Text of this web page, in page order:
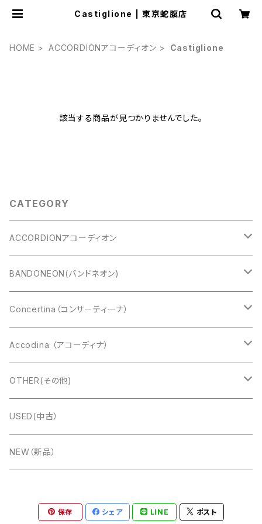
Castiglione | 東京蛇腹店
HOME ACCORDIONアコーディオン Castiglione
該当する商品が見つかりませんでした。
CATEGORY
ACCORDIONアコーディオン
CAVAGNOLO(キャバニョロ)
Cooperfisa(コーペルフィサ)
Exelsior(エキセルシァー)
Bugari(ブガリ)
Titano(タイタノ)
Accormate(アコメッテ)
BANDONEON(バンドネオン)
CROMATIC(クロマチック)
DIATONIC（ダイアトニック）
Alfred Arnold（AA:ドブレアー）
Ernst Luis Arnold(ELA:エラ)
PREMIER(プレミア）
Concertina（コンサーティーナ）
アングロコンサーティーナ
イングリッシュコンサーティーナ
Charles Wheatstone
Accodina （アコーディナ）
Marcel Druex
OTHER(その他)
楽器ケース
FUSELLI（フセリ）
楽譜
USED(中古）
NEW（新品）
保存 シェア LINE ポスト